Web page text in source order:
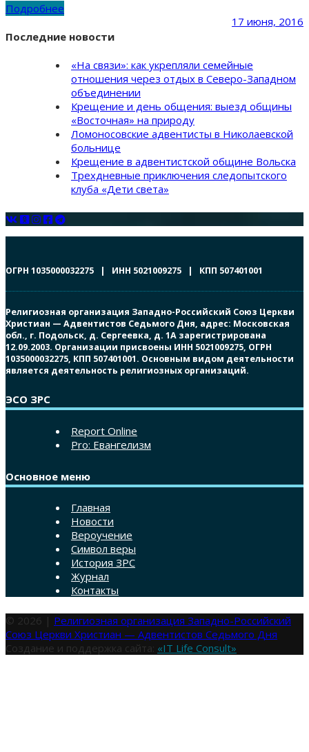
Подробнее
17 июня, 2016
Последние новости
«На связи»: как укрепляли семейные
отношения через отдых в Северо-Западном
объединении
Крещение и день общения: выезд общины
«Восточная» на природу
Ломоносовские адвентисты в Николаевской
больнице
Крещение в адвентистской общине Вольска
Трехдневные приключения следопытского
клуба «Дети света»
ОГРН 1035000032275 | ИНН 5021009275 | КПП 507401001
Религиозная организация Западно-Российский Союз Церкви
Христиан — Адвентистов Седьмого Дня, адрес: Московская
обл., г. Подольск, д. Сергеевка, д. 1А зарегистрирована
12.09.2003. Организации присвоены ИНН 5021009275, ОГРН
1035000032275, КПП 507401001. Основным видом деятельности
является деятельность религиозных организаций.
ЭСО ЗРС
Report Online
Pro: Евангелизм
Основное меню
Главная
Новости
Вероучение
Символ веры
История ЗРС
Журнал
Контакты
© 2026 | Религиозная организация Западно-Российский
Союз Церкви Христиан — Адвентистов Седьмого Дня
Создание и поддержка сайта: «IT Life Consult»